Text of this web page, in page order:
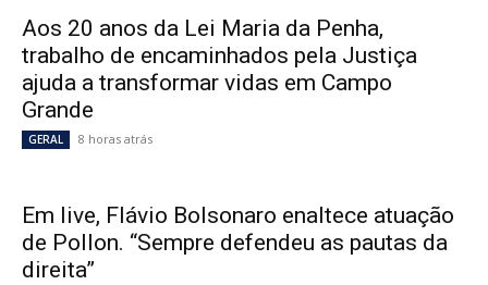
Aos 20 anos da Lei Maria da Penha,
trabalho de encaminhados pela Justiça
ajuda a transformar vidas em Campo
Grande
GERAL 8 horas atrás
Em live, Flávio Bolsonaro enaltece atuação
de Pollon. “Sempre defendeu as pautas da
direita”